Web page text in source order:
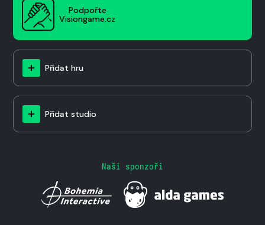
Podpořte
Visiongame.cz
Přidat hru
Přidat studio
Naši sponzoři